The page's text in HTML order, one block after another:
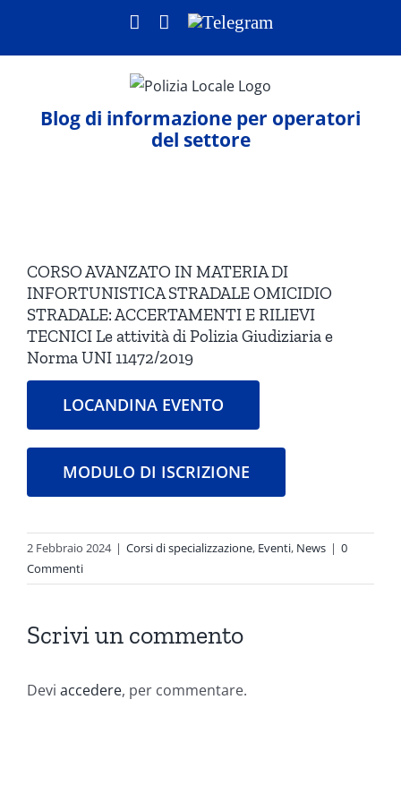
contenuto
Facebook
LinkedIn
Telegram
Blog di informazione per operatori
del settore
immagine
CORSO AVANZATO IN MATERIA DI
INFORTUNISTICA STRADALE OMICIDIO
STRADALE: ACCERTAMENTI E RILIEVI
TECNICI Le attività di Polizia Giudiziaria e
Norma UNI 11472/2019
LOCANDINA EVENTO
MODULO DI ISCRIZIONE
2 Febbraio 2024 | Corsi di specializzazione, Eventi, News | 0
Commenti
Scrivi un commento
Devi accedere, per commentare.